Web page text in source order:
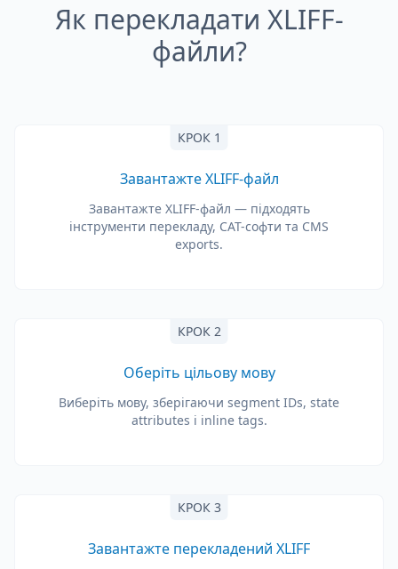
Як перекладати XLIFF-
файли?
КРОК 1
Завантажте XLIFF-файл
Завантажте XLIFF-файл — підходять
інструменти перекладу, CAT-софти та CMS
exports.
КРОК 2
Оберіть цільову мову
Виберіть мову, зберігаючи segment IDs, state
attributes і inline tags.
КРОК 3
Завантажте перекладений XLIFF